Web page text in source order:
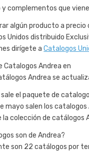
y complementos que
algún producto a
Unidos distribuido
dirígete aCatalogos
Catalogos Andrea en
Andrea se
el paquete de
mayo salen los
la colección de catálogos
son de Andrea?
son 22 catálogos por